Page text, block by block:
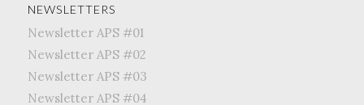
NEWSLETTERS
Newsletter APS #01
Newsletter APS #02
Newsletter APS #03
Newsletter APS #04